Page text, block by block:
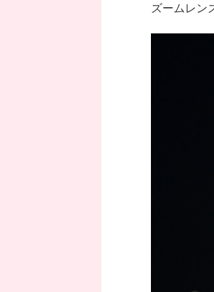
ズームレン